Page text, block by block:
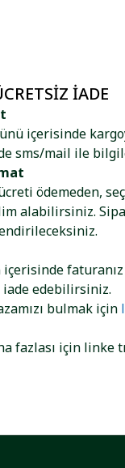
İADE
içerisinde
sms/mail ile
ödemeden,
alabilirsiniz.
iade edebilirsiniz.
bulmak için
fazlası için linke